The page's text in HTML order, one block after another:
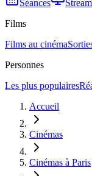
Séances
Films
Films au cinéma
Personnes
Les plus populaires
Accueil
Cinémas
Cinémas à Paris